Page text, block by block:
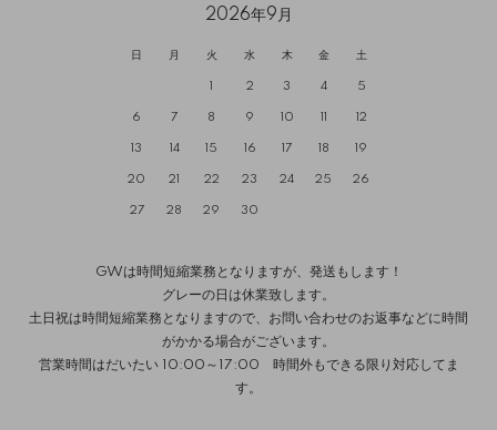
2026年9月
日 月 火 水 木 金 土
1 2 3 4 5
6 7 8 9 10 11 12
13 14 15 16 17 18 19
20 21 22 23 24 25 26
27 28 29 30
GWは時間短縮業務となりますが、発送もします！
グレーの日は休業致します。
土日祝は時間短縮業務となりますので、お問い合わせのお返事などに時間
がかかる場合がございます。
営業時間はだいたい 10:00～17:00 時間外もできる限り対応してま
す。